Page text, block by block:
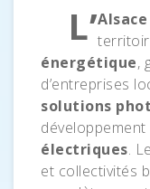
L’Alsace
énergétique,
d’entreprises
solutions
développement
électriques.
et collectivités